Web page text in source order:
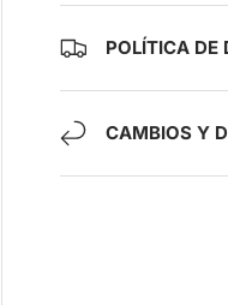
POLÍTICA DE
CAMBIOS Y